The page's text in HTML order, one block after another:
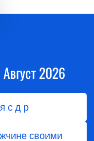
2026
с д р
своими